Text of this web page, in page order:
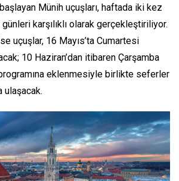
Münih uçuşları, haftada iki kez
karşılıklı olarak gerçekleştiriliyor.
uçuşlar, 16 Mayıs’ta Cumartesi
10 Haziran’dan itibaren Çarşamba
eklenmesiyle birlikte seferler
ulaşacak.